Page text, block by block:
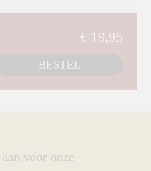
€ 19,95
BESTEL
voor onze